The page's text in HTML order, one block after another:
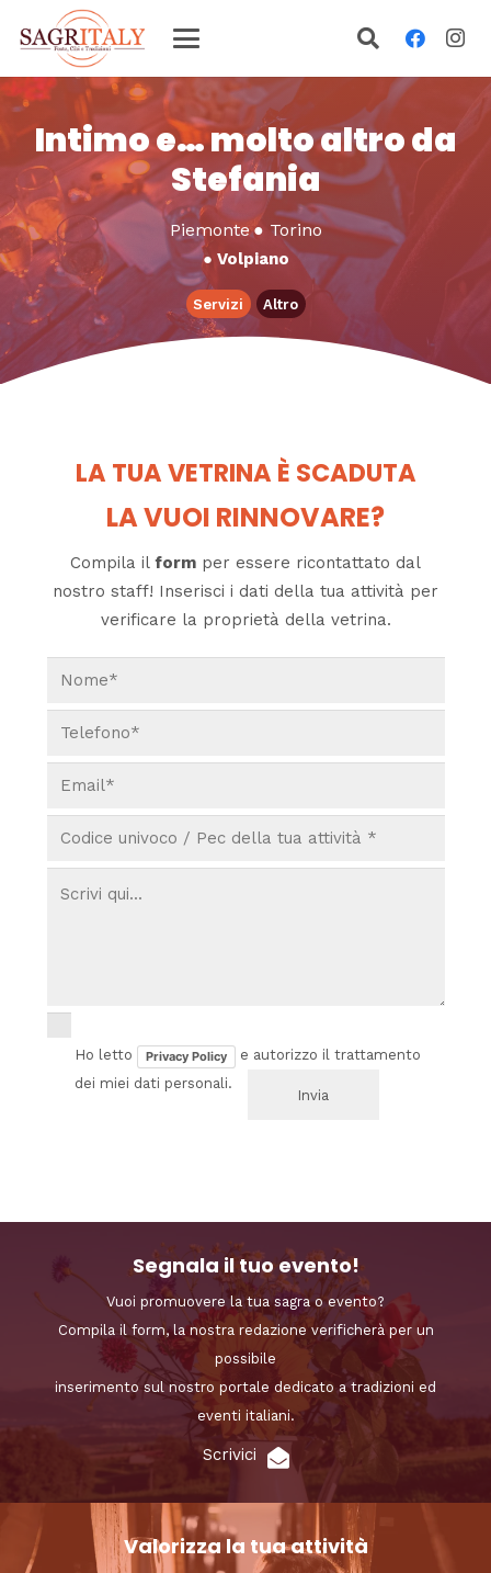
Intimo e… molto altro da
Stefania
Piemonte● Torino
● Volpiano
Servizi Altro
LA TUA VETRINA È SCADUTA
LA VUOI RINNOVARE?
Compila il form per essere ricontattato dal
nostro staff! Inserisci i dati della tua attività per
verificare la proprietà della vetrina.
Ho letto Privacy Policy
e autorizzo il trattamento
dei miei dati personali.
Segnala il tuo evento!
Vuoi promuovere la tua sagra o evento?
Compila il form, la nostra redazione verificherà per un
possibile
inserimento sul nostro portale dedicato a tradizioni ed
eventi italiani.
Scrivici
Valorizza la tua attività